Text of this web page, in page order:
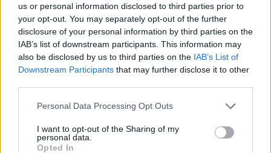
us or personal information disclosed to third parties prior to
your opt-out. You may separately opt-out of the further
disclosure of your personal information by third parties on the
IAB’s list of downstream participants. This information may
also be disclosed by us to third parties on the IAB’s List of
Downstream Participants that may further disclose it to other
Personal Data Processing Opt Outs
I want to opt-out of the Sharing of my
personal data.
Opted In
Σε σημαντικές διευκρινίσεις που αφορούν τους εφήβους και τα
παιδιά, σε σχέση με τον εμβολιασμό και τη νόσηση, προχώρησε
απόψε η πρόεδρος της Εθνικής Επιτροπής εμβολιασμών, Μαρία
Θεοδωρίδου. Όπως εξήγησε, σε άτομα ηλικίας κάτω των 18 ετών
δεν υπάρχει σύσταση...